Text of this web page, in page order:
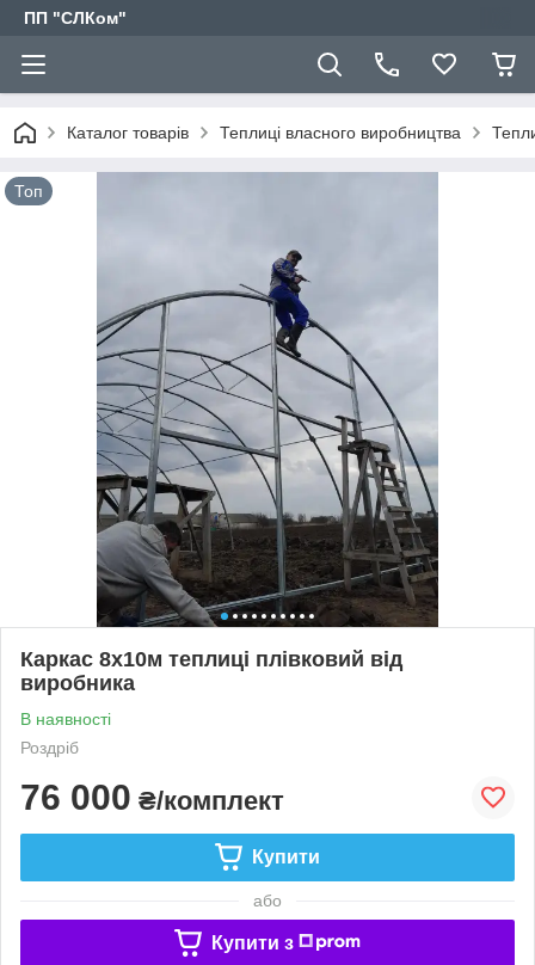
ПП "СЛКом"
Каталог товарів Теплиці власного виробництва
Топ
Каркас 8х10м теплиці плівковий від
виробника
В наявності
Роздріб
76 000 ₴/комплект
Купити
або
Купити з